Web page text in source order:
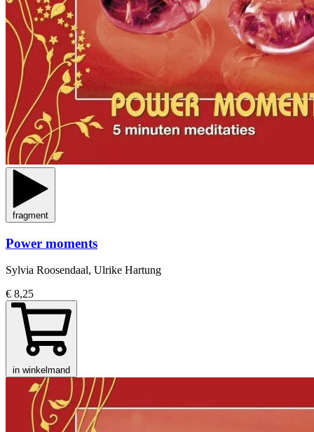
fragment
Power moments
Sylvia Roosendaal, Ulrike Hartung
€ 8,25
in winkelmand